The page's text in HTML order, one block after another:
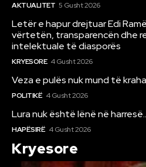
AKTUALITET 5 Gusht 2026
Letër e hapur drejtuar Edi
vërtetën, transparencën dhe
intelektuale të diasporës
KRYESORE 4 Gusht 2026
Veza e pulës nuk mund të
POLITIKË 4 Gusht 2026
Lura nuk është lënë në
HAPËSIRË 4 Gusht 2026
Kryesore